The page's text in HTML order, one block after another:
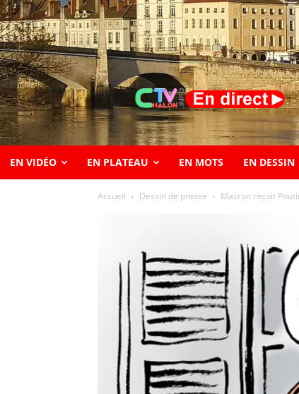
EN VIDÉO EN PLATEAU EN MOTS EN DESSIN
Accueil Dessin de presse Macron reçoit